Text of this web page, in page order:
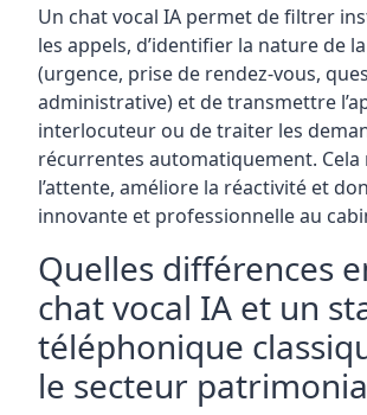
Un chat vocal IA permet de filtrer
les appels, d’identifier la nature de
(urgence, prise de rendez-vous,
administrative) et de transmettre
interlocuteur ou de traiter les
récurrentes automatiquement.
l’attente, améliore la réactivité et
innovante et professionnelle au
Quelles différences
chat vocal IA et un
téléphonique
le secteur